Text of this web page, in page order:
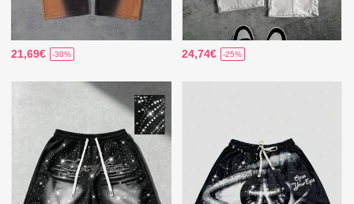
21,69€ -30% 24,74€ -25%